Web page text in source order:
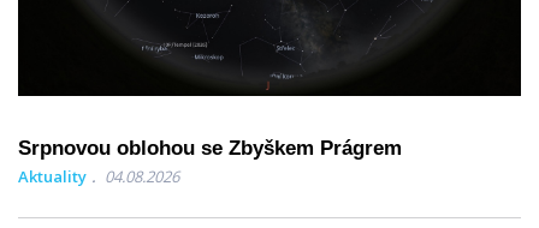
Srpnovou oblohou se Zbyškem Prágrem
Aktuality 04.08.2026